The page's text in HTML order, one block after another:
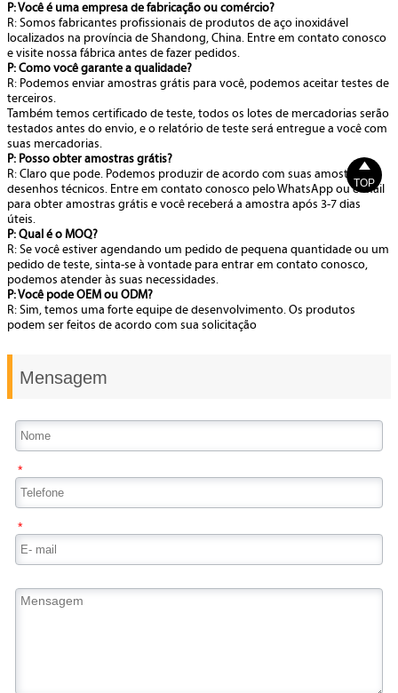
P: Você é uma empresa de fabricação ou comércio?
R: Somos fabricantes profissionais de produtos de aço inoxidável
localizados na província de Shandong, China. Entre em contato conosco
e visite nossa fábrica antes de fazer pedidos.
P: Como você garante a qualidade?
R: Podemos enviar amostras grátis para você, podemos aceitar testes de
terceiros.
Também temos certificado de teste, todos os lotes de mercadorias serão
testados antes do envio, e o relatório de teste será entregue a você com
suas mercadorias.
P: Posso obter amostras grátis?
R: Claro que pode. Podemos produzir de acordo com suas amostras ou
desenhos técnicos. Entre em contato conosco pelo WhatsApp ou e-mail
para obter amostras grátis e você receberá a amostra após 3-7 dias
úteis.
P: Qual é o MOQ?
R: Se você estiver agendando um pedido de pequena quantidade ou um
pedido de teste, sinta-se à vontade para entrar em contato conosco,
podemos atender às suas necessidades.
P: Você pode OEM ou ODM?
R: Sim, temos uma forte equipe de desenvolvimento. Os produtos
podem ser feitos de acordo com sua solicitação
Mensagem
*
*

TOP